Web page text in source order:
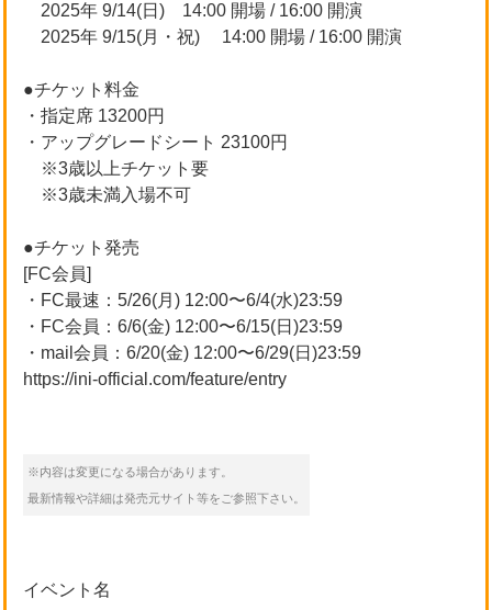
2025年 9/14(日) 14:00 開場 / 16:00 開演
2025年 9/15(月・祝) 14:00 開場 / 16:00 開演
●チケット料金
・指定席 13200円
・アップグレードシート 23100円
※3歳以上チケット要
※3歳未満入場不可
●チケット発売
[FC会員]
・FC最速：5/26(月) 12:00〜6/4(水)23:59
・FC会員：6/6(金) 12:00〜6/15(日)23:59
・mail会員：6/20(金) 12:00〜6/29(日)23:59
https://ini-official.com/feature/entry
※内容は変更になる場合があります。
最新情報や詳細は発売元サイト等をご参照下さい。
イベント名